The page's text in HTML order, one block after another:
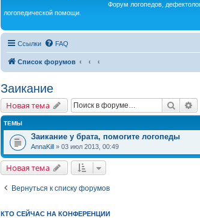
Форум логопедов,
логопедической помощи.
Ссылки FAQ
Список форумов
Заикание
Новая тема Поиск
ТЕМЫ
Заикание у брата, помогите логопеды
AnnaKill » 03 июл 2013, 00:49
Новая тема
Вернуться к списку форумов
КТО СЕЙЧАС НА КОНФЕРЕНЦИИ